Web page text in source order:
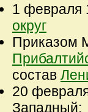
1 февраля
округ
Приказом
состав
20
Западный;